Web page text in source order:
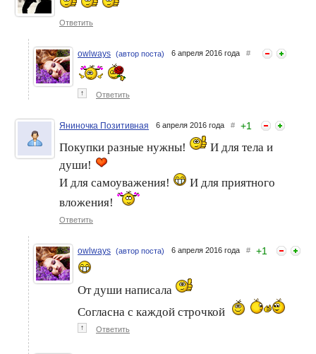
Ответить
owlways (автор поста) 6 апреля 2016 года #
↑ Ответить
Яниночка Позитивная 6 апреля 2016 года # +1
Покупки разные нужны!
И для тела и
души!
И для самоуважения!
И для приятного
вложения!
Ответить
owlways (автор поста) 6 апреля 2016 года # +1
От души написала
Согласна с каждой строчкой
↑ Ответить